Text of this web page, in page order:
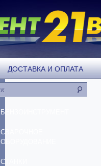
ДОСТАВКА И ОПЛАТА
БЕНЗОИНСТРУМЕНТ
СВАРОЧНОЕ
ОБОРУДОВАНИЕ
СТАНКИ